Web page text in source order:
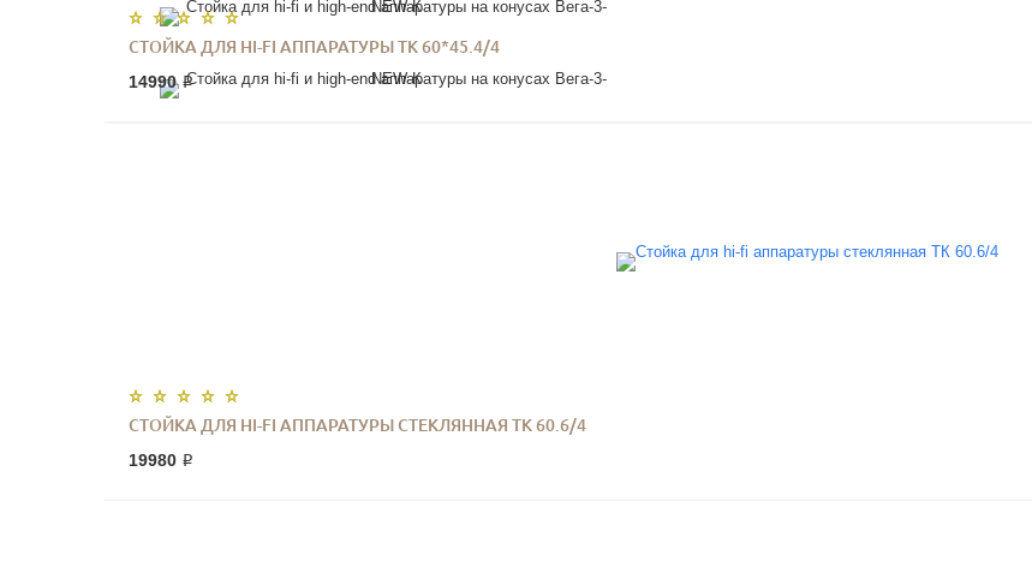
СТОЙКА ДЛЯ HI-FI АППАРАТУРЫ ТК 60*45.4/4
14990 ₽
СТОЙКА ДЛЯ HI-FI АППАРАТУРЫ СТЕКЛЯННАЯ ТК 60.6/4
19980 ₽